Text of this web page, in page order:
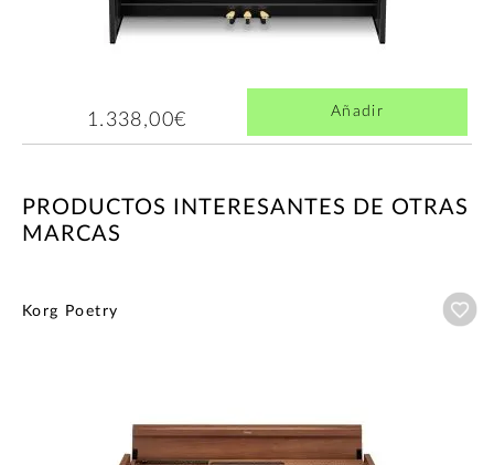
1.338,00€ Añadir
PRODUCTOS INTERESANTES DE OTRAS
MARCAS
Korg Poetry